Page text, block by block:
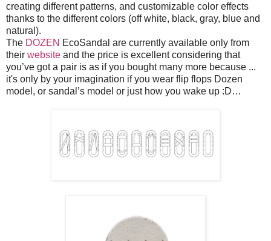
creating different patterns, and customizable color effects
thanks to the different colors (off white, black, gray, blue and
natural).
The DOZEN EcoSandal are currently available only from
their website and the price is excellent considering that
you’ve got a pair is as if you bought many more because ...
it's only by your imagination if you wear flip flops Dozen
model, or sandal’s model or just how you wake up :D…